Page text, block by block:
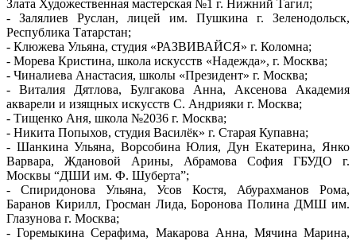
Злата Художественная мастерская №1 г. Нижний Тагил;
- Залялиев Руслан, лицей им. Пушкина г. Зеленодольск,
Республика Татарстан;
- Клюжева Ульяна, студия «РАЗВИВАЙСЯ» г. Коломна;
- Морева Кристина, школа искусств «Надежда», г. Москва;
- Чиналиева Анастасия, школы «Президент» г. Москва;
- Виталия Дятлова, Булгакова Анна, Аксенова Академия
акварели и изящных искусств С. Андрияки г. Москва;
- Тищенко Аня, школа №2036 г. Москва;
- Никита Попыхов, студия Василёк» г. Старая Купавна;
- Шанкина Ульяна, Ворсобина Юлия, Дун Екатерина, Янко
Варвара, Ждановой Арины, Абрамова София ГБУДО г.
Москвы “ДШИ им. Ф. Шуберта”;
- Спиридонова Ульяна, Усов Костя, Абурахманов Рома,
Баранов Кирилл, Гросман Лида, Боронова Полина ДМШ им.
Глазунова г. Москва;
- Горемыкина Серафима, Макарова Анна, Мячина Марина,